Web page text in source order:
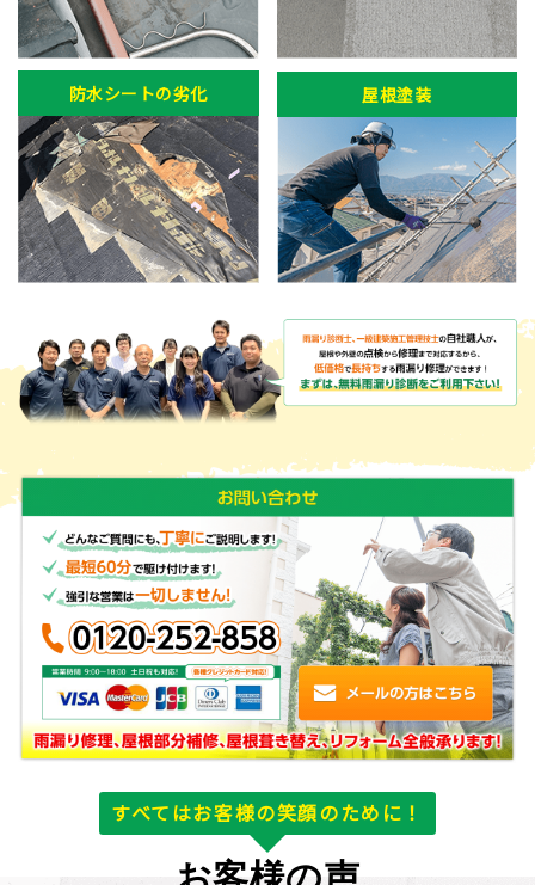
防水シートの劣化 屋根塗装
すべてはお客様の笑顔のために！